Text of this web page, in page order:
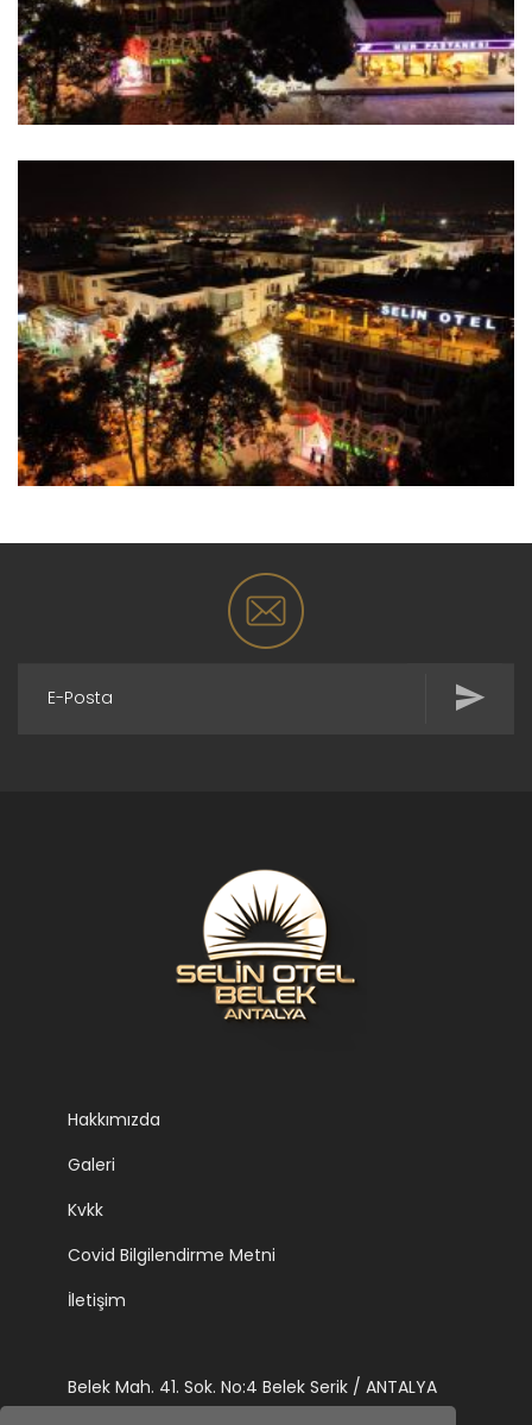
Hakkımızda
Galeri
Kvkk
Covid Bilgilendirme Metni
İletişim
Belek Mah. 41. Sok. No:4 Belek Serik / ANTALYA